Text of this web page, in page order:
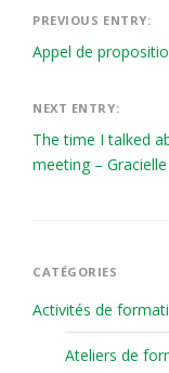
de
l'article
PREVIOUS ENTRY:
Appel de
NEXT ENTRY:
The time I talked
meeting –
CATÉGORIES
Activités de
Ateliers de